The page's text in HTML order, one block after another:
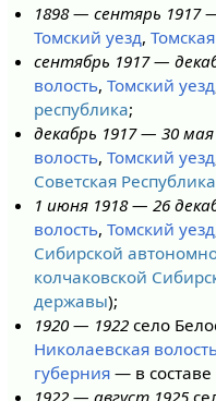
1898 — сентярь 1917—
Томский уезд,
сентябрь 1917 —
волость,Томский уезд
республика;
декабрь 1917 — 30 мая
волость,Томский уезд
Советская Республика
1 июня 1918 — 26
волость,Томский уезд
Сибирской
колчаковской
державы);
1920 — 1922 село
Николаевская
губерния — в составе
1922 — август 1925